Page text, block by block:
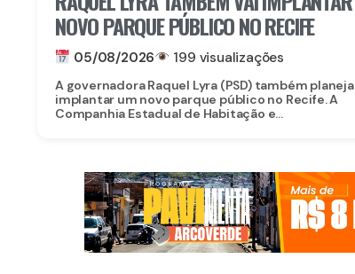
NOVO PARQUE PÚBLICO NO RECIFE
05/08/2026 199 visualizações
A governadora Raquel Lyra (PSD) também planeja
implantar um novo parque público no Recife. A
Companhia Estadual de Habitação e...